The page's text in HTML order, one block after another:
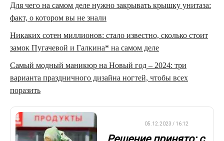
Для чего на самом деле нужно закрывать крышку унитаза:
факт, о котором вы не знали
Никаких сотен миллионов: стало известно, сколько стоит
замок Пугачевой и Галкина* на самом деле
Самый модный маникюр на Новый год – 2024: три
варианта праздничного дизайна ногтей, чтобы всех
поразить
05.12.2023 / 16:12